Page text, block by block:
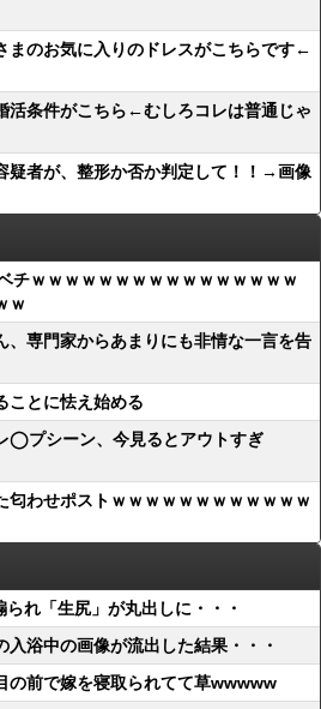
まのお気に入りのドレスがこちらです←
活条件がこちら←むしろコレは普通じゃ
疑者が、整形か否か判定して！！→画像
チｗｗｗｗｗｗｗｗｗｗｗｗｗｗｗｗ
ｗ
、専門家からあまりにも非情な一言を告
ことに怯え始める
◯プシーン、今見るとアウトすぎ
匂わせポストｗｗｗｗｗｗｗｗｗｗｗｗ
られ「生尻」が丸出しに・・・
入浴中の画像が流出した結果・・・
の前で嫁を寝取られてて草wwwww